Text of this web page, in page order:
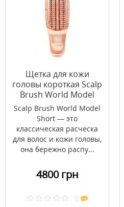
Щетка для кожи
головы короткая Scalp
Brush World Model
Розовое золото (без
упаковки)
Scalp Brush World Model
Short — это
классическая расческа
для волос и кожи головы,
она бережно распу...
4800 грн
0